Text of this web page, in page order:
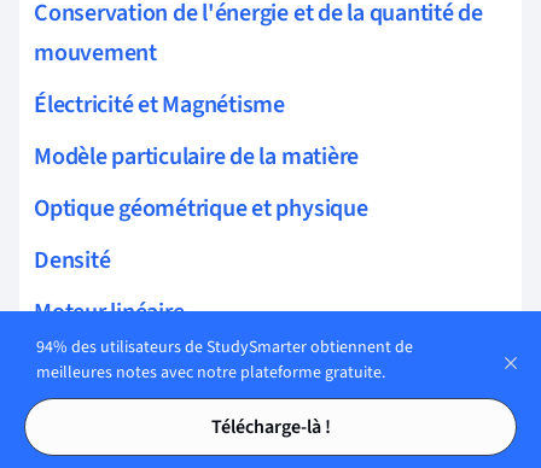
Tables des matières
Tables des matières
Conservation de l'énergie et de la quantité de
mouvement
Électricité et Magnétisme
Modèle particulaire de la matière
Optique géométrique et physique
Densité
Moteur linéaire
Source de courant
Sources de courant en série
94% des utilisateurs de StudySmarter obtiennent de
meilleures notes avec notre plateforme gratuite.
Télécharge-là !